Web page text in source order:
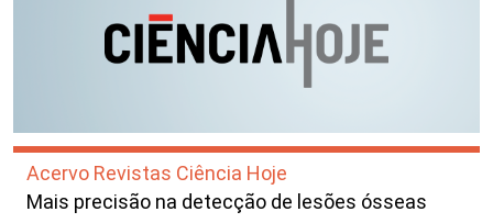
Acervo Revistas Ciência Hoje
Mais precisão na detecção de lesões ósseas